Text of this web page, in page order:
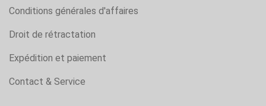
Conditions générales d'affaires
Droit de rétractation
Expédition et paiement
Contact & Service